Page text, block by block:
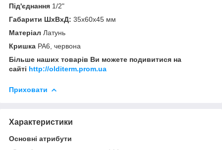
Під'єднання 1/2"
Габарити ШхВхД: 35х60х45 мм
Матеріал Латунь
Кришка РА6, червона
Більше наших товарів Ви можете подивитися на
сайті http://olditerm.prom.ua
Приховати
Характеристики
Основні атрибути